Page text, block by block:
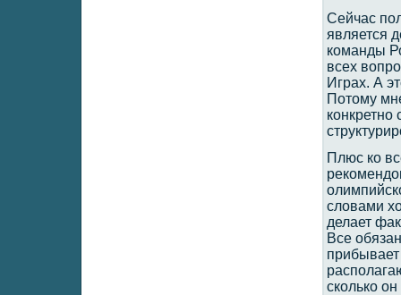
Сейчас
является
команды
всех
Играх. А
Потому
конкретно
Плюс ко
словами
делает
Все
прибывает
сколько